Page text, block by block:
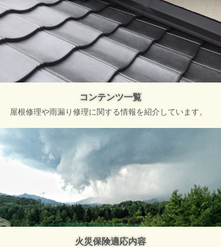
コンテンツ一覧
屋根修理や雨漏り修理に関する情報を紹介しています。
火災保険適応内容